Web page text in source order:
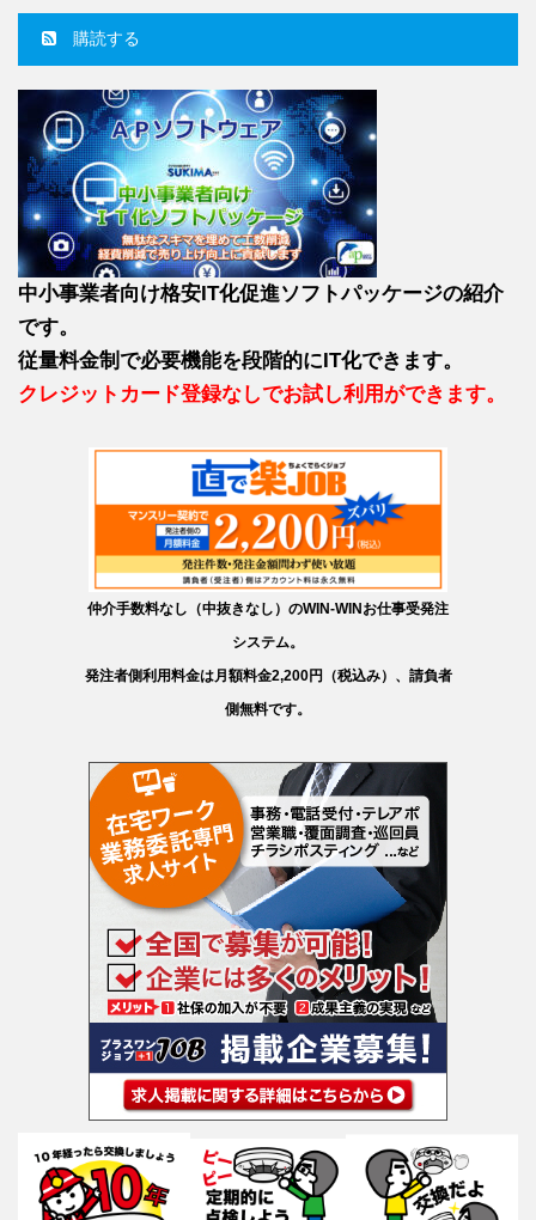
購読する
中小事業者向け格安IT化促進ソフトパッケージの紹介
です。
従量料金制で必要機能を段階的にIT化できます。
クレジットカード登録なしでお試し利用ができます。
仲介手数料なし（中抜きなし）のWIN-WINお仕事受発注
システム。
発注者側利用料金は月額料金2,200円（税込み）、請負者
側無料です。